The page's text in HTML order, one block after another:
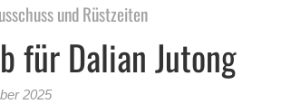
und Rüstzeiten
für Dalian Jutong
2025